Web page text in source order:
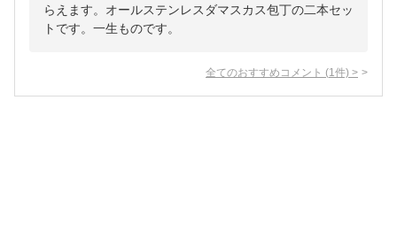
らえます。オールステンレスダマスカス包丁の二本セッ
トです。一生ものです。
全てのおすすめコメント (1 件) >